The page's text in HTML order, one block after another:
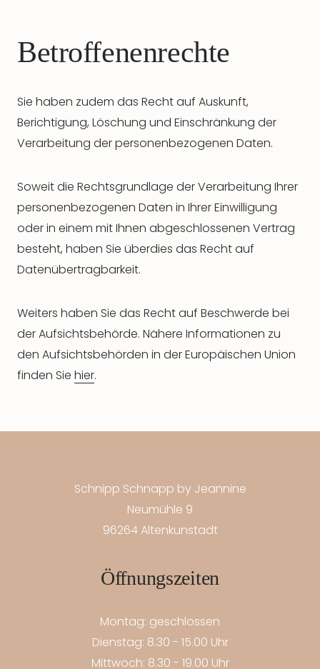
Betroffenenrechte
Sie haben zudem das Recht auf Auskunft,
Berichtigung, Löschung und Einschränkung der
Verarbeitung der personenbezogenen Daten.
Soweit die Rechtsgrundlage der Verarbeitung Ihrer
personenbezogenen Daten in Ihrer Einwilligung
oder in einem mit Ihnen abgeschlossenen Vertrag
besteht, haben Sie überdies das Recht auf
Datenübertragbarkeit.
Weiters haben Sie das Recht auf Beschwerde bei
der Aufsichtsbehörde. Nähere Informationen zu
den Aufsichtsbehörden in der Europäischen Union
finden Sie hier.
Schnipp Schnapp by Jeannine
Neumühle 9
96264 Altenkunstadt
Öffnungszeiten
Montag: geschlossen
Dienstag: 8.30 - 15.00 Uhr
Mittwoch: 8.30 - 19.00 Uhr